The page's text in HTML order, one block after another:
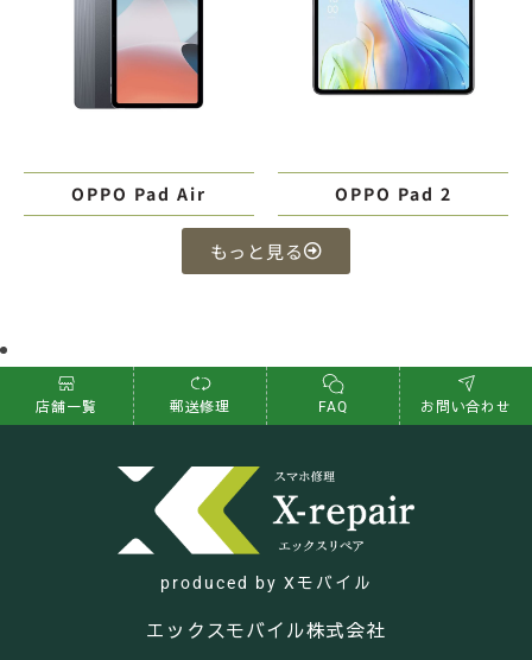
OPPO Pad Air OPPO Pad 2
もっと見る
店舗一覧 郵送修理 FAQ お問い合わせ
produced by Xモバイル
エックスモバイル株式会社